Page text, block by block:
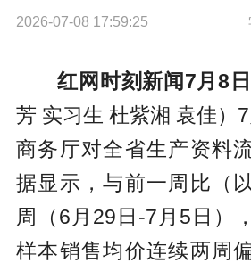
2026-07-08 17:59:25
红网时刻新闻7月8
芳 实习生 杜紫湘 袁佳）
商务厅对全省生产资料
据显示，与前一周比（
周（6月29日-7月5日）
样本销售均价连续两周